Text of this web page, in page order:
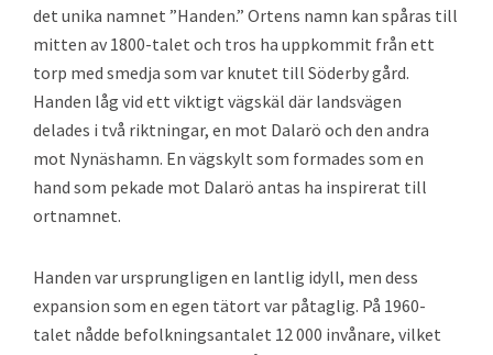
det unika namnet ”Handen.” Ortens namn kan spåras till
mitten av 1800-talet och tros ha uppkommit från ett
torp med smedja som var knutet till Söderby gård.
Handen låg vid ett viktigt vägskäl där landsvägen
delades i två riktningar, en mot Dalarö och den andra
mot Nynäshamn. En vägskylt som formades som en
hand som pekade mot Dalarö antas ha inspirerat till
ortnamnet.
Handen var ursprungligen en lantlig idyll, men dess
expansion som en egen tätort var påtaglig. På 1960-
talet nådde befolkningsantalet 12 000 invånare, vilket